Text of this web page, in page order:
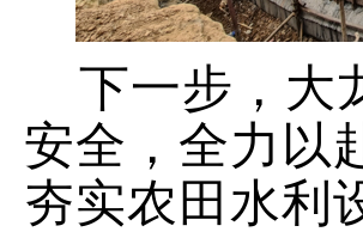
下一步，大
安全，全力以
夯实农田水利